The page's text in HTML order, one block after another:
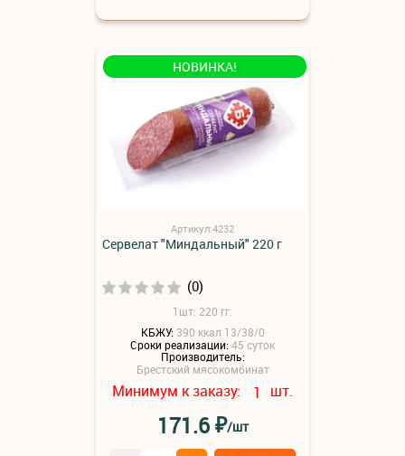
НОВИНКА!
Артикул:4232
Сервелат "Миндальный" 220 г
(0)
1шт: 220 гг.
КБЖУ: 390 ккал 13/38/0
Сроки реализации:45 суток
Производитель:
Брестский мясокомбинат
Минимум к заказу: 1 шт.
171.6₽/шт